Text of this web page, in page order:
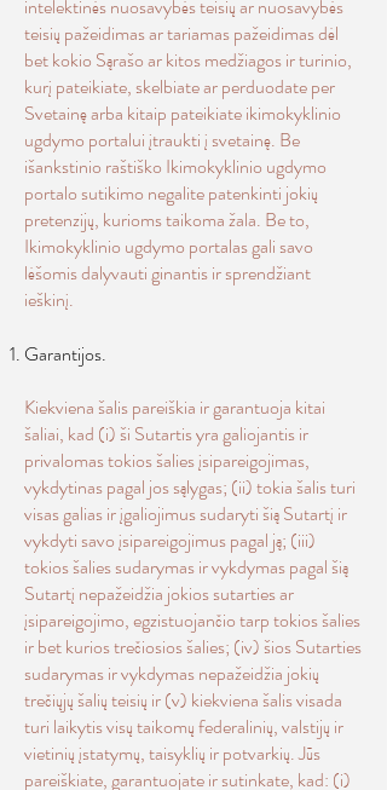
intelektinės nuosavybės teisių ar nuosavybės
teisių pažeidimas ar tariamas pažeidimas dėl
bet kokio Sąrašo ar kitos medžiagos ir turinio,
kurį pateikiate, skelbiate ar perduodate per
Svetainę arba kitaip pateikiate ikimokyklinio
ugdymo portalui įtraukti į svetainę. Be
išankstinio raštiško Ikimokyklinio ugdymo
portalo sutikimo negalite patenkinti jokių
pretenzijų, kurioms taikoma žala. Be to,
Ikimokyklinio ugdymo portalas gali savo
lėšomis dalyvauti ginantis ir sprendžiant
ieškinį.
Garantijos.
Kiekviena šalis pareiškia ir garantuoja kitai
šaliai, kad (i) ši Sutartis yra galiojantis ir
privalomas tokios šalies įsipareigojimas,
vykdytinas pagal jos sąlygas; (ii) tokia šalis turi
visas galias ir įgaliojimus sudaryti šią Sutartį ir
vykdyti savo įsipareigojimus pagal ją; (iii)
tokios šalies sudarymas ir vykdymas pagal šią
Sutartį nepažeidžia jokios sutarties ar
įsipareigojimo, egzistuojančio tarp tokios šalies
ir bet kurios trečiosios šalies; (iv) šios Sutarties
sudarymas ir vykdymas nepažeidžia jokių
trečiųjų šalių teisių ir (v) kiekviena šalis visada
turi laikytis visų taikomų federalinių, valstijų ir
vietinių įstatymų, taisyklių ir potvarkių. Jūs
pareiškiate, garantuojate ir sutinkate, kad: (i)